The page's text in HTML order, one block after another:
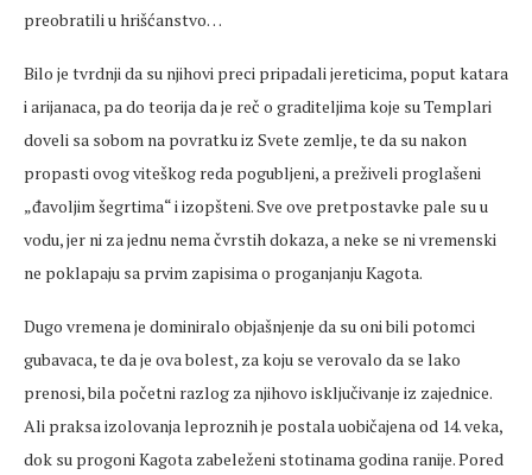
preobratili u hrišćanstvo…
Bilo je tvrdnji da su njihovi preci pripadali jereticima, poput katara
i arijanaca, pa do teorija da je reč o graditeljima koje su Templari
doveli sa sobom na povratku iz Svete zemlje, te da su nakon
propasti ovog viteškog reda pogubljeni, a preživeli proglašeni
„đavoljim šegrtima“ i izopšteni. Sve ove pretpostavke pale su u
vodu, jer ni za jednu nema čvrstih dokaza, a neke se ni vremenski
ne poklapaju sa prvim zapisima o proganjanju Kagota.
Dugo vremena je dominiralo objašnjenje da su oni bili potomci
gubavaca, te da je ova bolest, za koju se verovalo da se lako
prenosi, bila početni razlog za njihovo isključivanje iz zajednice.
Ali praksa izolovanja leproznih je postala uobičajena od 14. veka,
dok su progoni Kagota zabeleženi stotinama godina ranije. Pored